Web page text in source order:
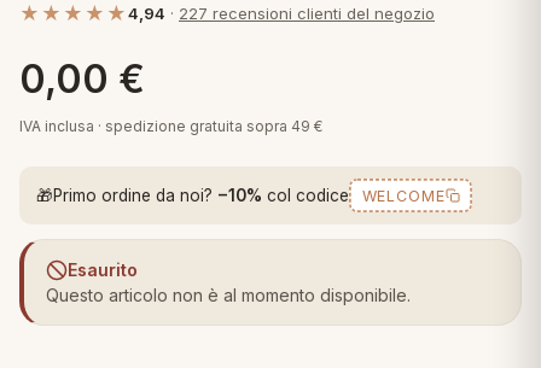
arredo
per cuscini
Step
in fibra
in piuma d'oca
in piuma
Tappeti Cartoons
Trapuntini Cartoons
★★★★★4,94 · 227 recensioni clienti del negozio
0,00 €
IVA inclusa · spedizione gratuita sopra 49 €
🎁Primo ordine da noi? −10% col codice WELCOME
Esaurito
Questo articolo non è al momento disponibile.